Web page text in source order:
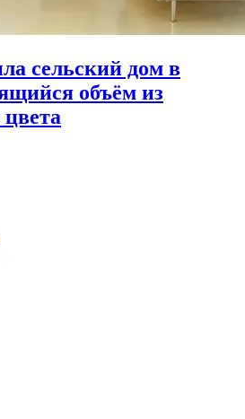
сельский дом в
объём из
цвета